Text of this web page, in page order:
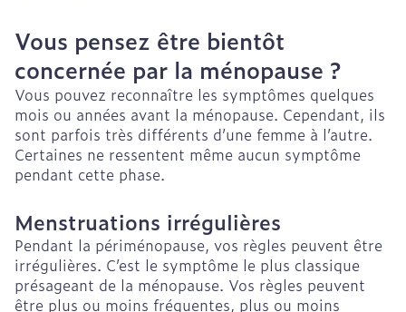
Vous pensez être bientôt
concernée par la ménopause ?
Vous pouvez reconnaître les symptômes quelques
mois ou années avant la ménopause. Cependant, ils
sont parfois très différents d’une femme à l’autre.
Certaines ne ressentent même aucun symptôme
pendant cette phase.
Menstruations irrégulières
Pendant la périménopause, vos règles peuvent être
irrégulières. C’est le symptôme le plus classique
présageant de la ménopause. Vos règles peuvent
être plus ou moins fréquentes, plus ou moins